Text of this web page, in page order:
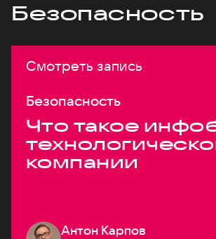
Безопасность
Смотреть запись
Безопасность
Что такое
компании
Антон Карпов